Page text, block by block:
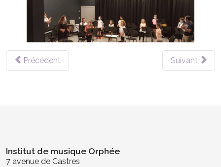
Précédent Suivant
Institut de musique Orphée
7 avenue de Castres